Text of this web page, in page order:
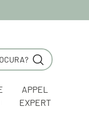
APPEL
EXPERT